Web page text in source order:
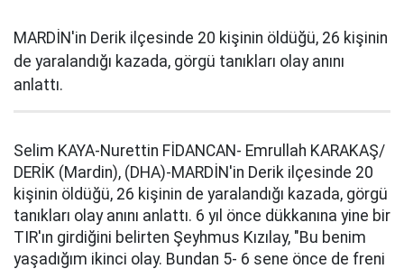
MARDİN'in Derik ilçesinde 20 kişinin öldüğü, 26 kişinin
de yaralandığı kazada, görgü tanıkları olay anını
anlattı.
Selim KAYA-Nurettin FİDANCAN- Emrullah KARAKAŞ/
DERİK (Mardin), (DHA)-MARDİN'in Derik ilçesinde 20
kişinin öldüğü, 26 kişinin de yaralandığı kazada, görgü
tanıkları olay anını anlattı. 6 yıl önce dükkanına yine bir
TIR'ın girdiğini belirten Şeyhmus Kızılay, "Bu benim
yaşadığım ikinci olay. Bundan 5- 6 sene önce de freni